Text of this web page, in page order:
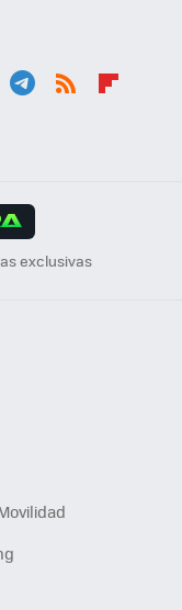
exclusivas